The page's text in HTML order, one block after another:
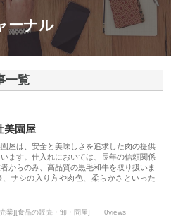
ーナル
一覧
美園屋
屋は、安全と美味しさを追求した肉の提供
ます。仕入れにおいては、長年の信頼関係
からのみ、高品質の黒毛和牛を取り扱いま
、サシの入り方や肉色、柔らかさといった
業][食品の販売・卸・問屋] 0views